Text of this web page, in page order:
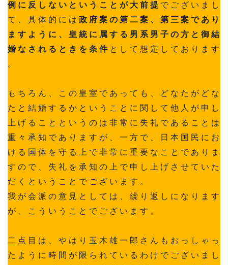
例 に 反 し な い と い う こ と が 大 前 提 で ご ざ い ま し
て 、 具 体 的 に は 政 府 案 の 第 二 案 、 第 三 案 で あ り
ま す よ う に 、 皇 統 に 属 す る 男 系 男 子 の 方 と 御 結
婚 な さ れ る と き を 条 件と し て 想 定 し て お り ま す
。
も ち ろ ん 、 こ の 皇 室 で あ っ て も 、 ど な た が ど な
た と 結 婚 す る か と い う こ と に 関 し て 他 人 が 申 し
上 げ る こ と と い う の は 非 常 に 失 礼 で あ る こ と は
重 々 承 知 で あ り ま す が 、 一 方 で 、 日 本 国 民 に お
け る 国 体 を 守 る 上 で 非 常 に 重 要 な こ と で あ り ま
す の で 、 失 礼 を 承 知 の 上 で 申 し 上 げ さ せ て い た
だ く と い う こ と で ご ざ い ま す 。
我 が 会 派 の 意 見 と し て は 、 繰 り 返 し に な り ま す
が 、 こ う い う こ と で ご ざ い ま す 。
二 点 目 は 、 や は り 玉 木 雄 一 郎 さ ん も お っ し ゃ っ
た よ う に 時 間 が 限 ら れ て い る わ け で ご ざ い ま し